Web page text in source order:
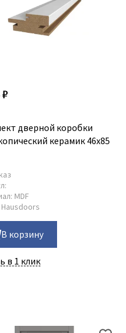
дверной коробки
керамик 46x85
MDF
Hausdoors
В корзину
в 1 клик